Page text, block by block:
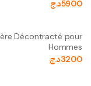
5900د.ج
Décontracté pour
Hommes
3200د.ج